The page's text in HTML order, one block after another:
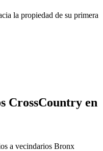
la propiedad de su primera
CrossCountry en
a vecindarios Bronx